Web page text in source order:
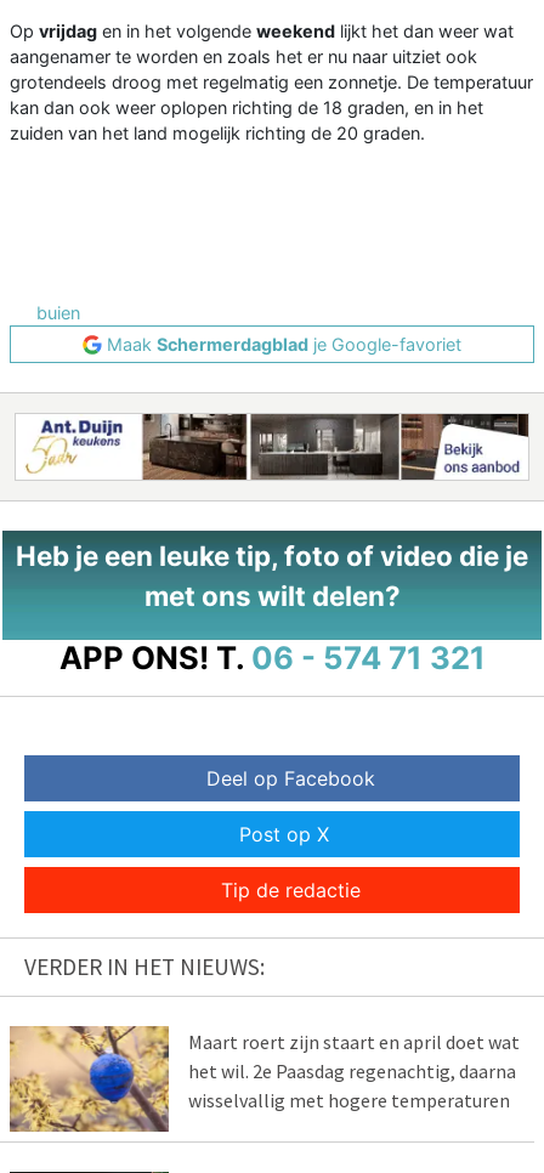
Op vrijdag en in het volgende weekend lijkt het dan weer wat
aangenamer te worden en zoals het er nu naar uitziet ook
grotendeels droog met regelmatig een zonnetje. De temperatuur
kan dan ook weer oplopen richting de 18 graden, en in het
zuiden van het land mogelijk richting de 20 graden.
buien
Maak Schermerdagblad je Google-favoriet
Heb je een leuke tip, foto of video die je
met ons wilt delen?
APP ONS! T. 06 - 574 71 321
Deel op Facebook
Post op X
Tip de redactie
VERDER IN HET NIEUWS:
Maart roert zijn staart en april doet wat
het wil. 2e Paasdag regenachtig, daarna
wisselvallig met hogere temperaturen